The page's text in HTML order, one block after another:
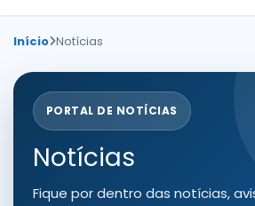
Início Notícias
PORTAL DE NOTÍCIAS
Notícias
Fique por dentro das notícias,